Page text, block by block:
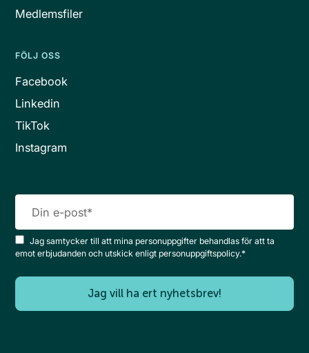
Medlemsfiler
FÖLJ OSS
Facebook
Linkedin
TikTok
Instagram
Jag samtycker till att mina personuppgifter behandlas för att ta
emot erbjudanden och utskick enligt personuppgiftspolicy.*